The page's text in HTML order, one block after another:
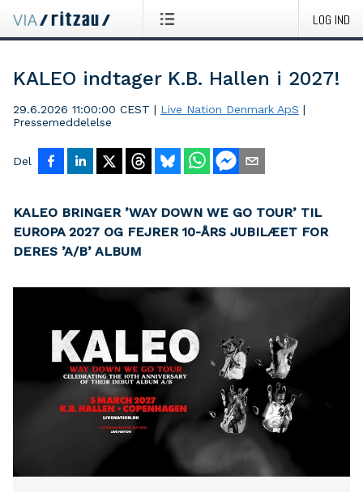
LOG IND
KALEO indtager K.B. Hallen i 2027!
29.6.2026 11:00:00 CEST | Live Nation Denmark ApS |
Pressemeddelelse
Del
KALEO BRINGER ’WAY DOWN WE GO TOUR’ TIL
EUROPA 2027 OG FEJRER 10-ÅRS JUBILÆET FOR
DERES ’A/B’ ALBUM